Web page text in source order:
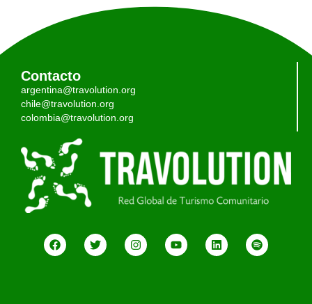
Contacto
argentina@travolution.org
chile@travolution.org
colombia@travolution.org